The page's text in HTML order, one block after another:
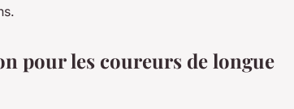
pour les coureurs de longue